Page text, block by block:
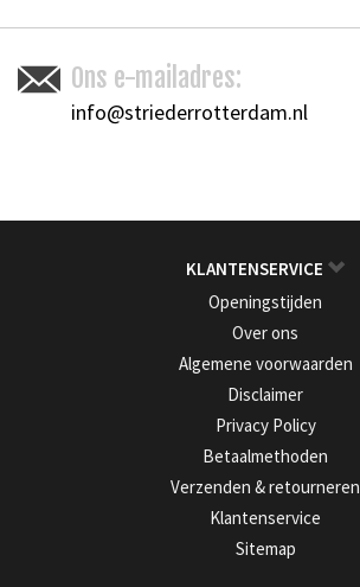
Ons e-mailadres:
info@striederrotterdam.nl
KLANTENSERVICE
Openingstijden
Over ons
Algemene voorwaarden
Disclaimer
Privacy Policy
Betaalmethoden
Verzenden & retourneren
Klantenservice
Sitemap